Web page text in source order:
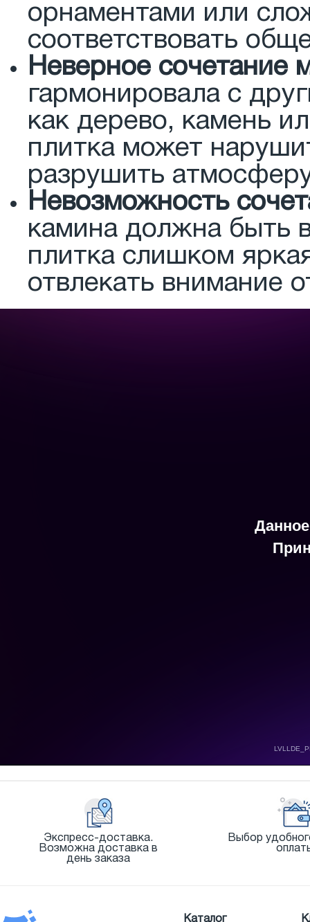
орнаментами или
соответствовать
Неверное сочетание
гармонировала с
как дерево, камень
плитка может
разрушить
Невозможность
камина должна быть
плитка слишком
отвлекать внимание
Экспресс-доставка.
Возможна доставка в
день заказа
Выбор
Каталог